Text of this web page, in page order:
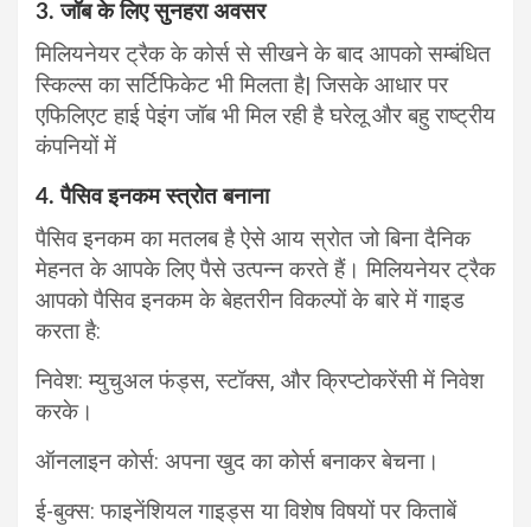
3. जॉब के लिए सुनहरा अवसर
मिलियनेयर ट्रैक के कोर्स से सीखने के बाद आपको सम्बंधित
स्किल्स का सर्टिफिकेट भी मिलता है| जिसके आधार पर
एफिलिएट हाई पेइंग जॉब भी मिल रही है घरेलू और बहु राष्ट्रीय
कंपनियों में
4. पैसिव इनकम स्त्रोत बनाना
पैसिव इनकम का मतलब है ऐसे आय स्रोत जो बिना दैनिक
मेहनत के आपके लिए पैसे उत्पन्न करते हैं। मिलियनेयर ट्रैक
आपको पैसिव इनकम के बेहतरीन विकल्पों के बारे में गाइड
करता है:
निवेश: म्युचुअल फंड्स, स्टॉक्स, और क्रिप्टोकरेंसी में निवेश
करके।
ऑनलाइन कोर्स: अपना खुद का कोर्स बनाकर बेचना।
ई-बुक्स: फाइनेंशियल गाइड्स या विशेष विषयों पर किताबें